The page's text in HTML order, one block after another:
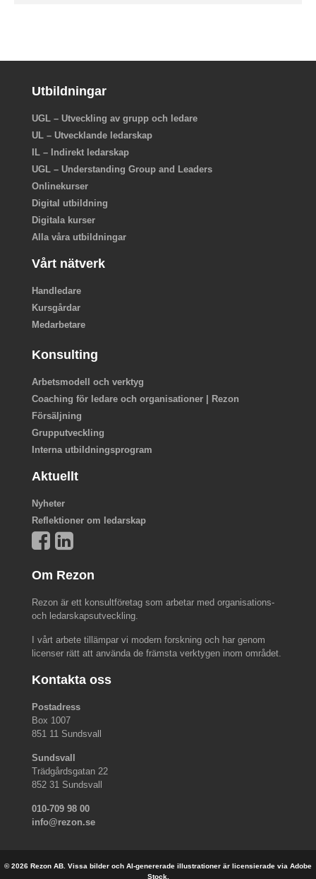
Utbildningar
UGL – Utveckling av grupp och ledare
UL – Utvecklande ledarskap
IL – Indirekt ledarskap
UGL – Understanding Group and Leaders
Onlinekurser
Digital utbildning
Digitala kurser
Alla våra utbildningar
Vårt nätverk
Handledare
Kursgårdar
Medarbetare
Konsulting
Arbetsmodell och verktyg
Coaching för ledare och organisationer | Rezon
Försäljning
Grupputveckling
Interna utbildningsprogram
Aktuellt
Nyheter
Reflektioner om ledarskap
Om Rezon
Rezon är ett konsultföretag som arbetar med organisations-
och ledarskapsutveckling.
I vårt arbete tillämpar vi modern forskning och har genom
licenser rätt att använda de främsta verktygen inom området.
Kontakta oss
Postadress
Box 1007
851 11 Sundsvall
Sundsvall
Trädgårdsgatan 22
852 31 Sundsvall
010-709 98 00
info@rezon.se
© 2026 Rezon AB. Vissa bilder och AI-genererade illustrationer är licensierade via Adobe
Stock.